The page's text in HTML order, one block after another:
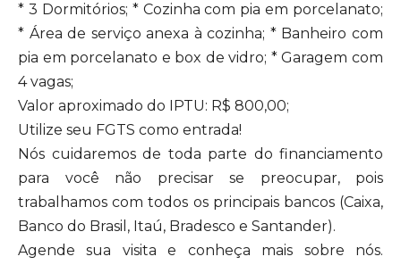
* 3 Dormitórios; * Cozinha com pia em porcelanato;
* Área de serviço anexa à cozinha; * Banheiro com
pia em porcelanato e box de vidro; * Garagem com
4 vagas;
Valor aproximado do IPTU: R$ 800,00;
Utilize seu FGTS como entrada!
Nós cuidaremos de toda parte do financiamento
para você não precisar se preocupar, pois
trabalhamos com todos os principais bancos (Caixa,
Banco do Brasil, Itaú, Bradesco e Santander).
Agende sua visita e conheça mais sobre nós.